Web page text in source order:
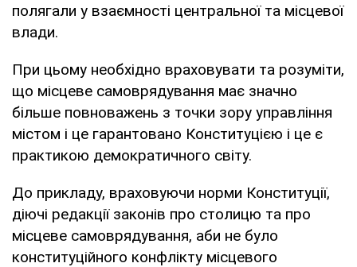
полягали у взаємності центральної та місцевої
влади.
При цьому необхідно враховувати та розуміти,
що місцеве самоврядування має значно
більше повноважень з точки зору управління
містом і це гарантовано Конституцією і це є
практикою демократичного світу.
До прикладу, враховуючи норми Конституції,
діючі редакції законів про столицю та про
місцеве самоврядування, аби не було
конституційного конфлікту місцевого